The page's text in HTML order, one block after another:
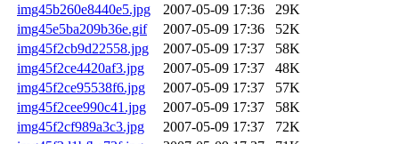
img45b260e8440e5.jpg
2007-05-09 17:36
29K
img45e5ba209b36e.gif
2007-05-09 17:36
52K
img45f2cb9d22558.jpg
2007-05-09 17:37
58K
img45f2ce4420af3.jpg
2007-05-09 17:37
48K
img45f2ce95538f6.jpg
2007-05-09 17:37
57K
img45f2cee990c41.jpg
2007-05-09 17:37
58K
img45f2cf989a3c3.jpg
2007-05-09 17:37
72K